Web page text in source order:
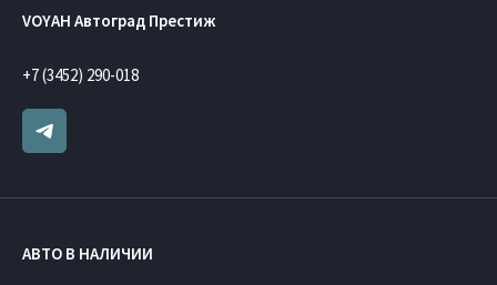
VOYAH Автоград Престиж
+7 (3452) 290-018
АВТО В НАЛИЧИИ